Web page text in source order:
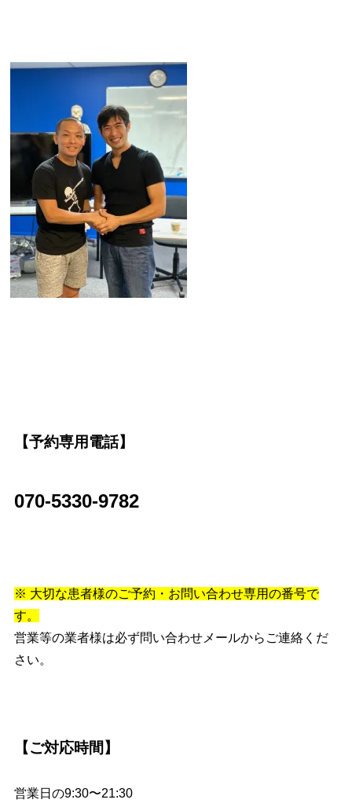
【予約専用電話】
070-5330-9782
※ 大切な患者様のご予約・お問い合わせ専用の番号で
す。
営業等の業者様は必ず問い合わせメールからご連絡くだ
さい。
【ご対応時間】
営業日の9:30〜21:30